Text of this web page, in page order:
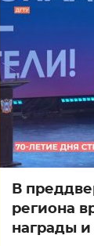
В
региона
награды